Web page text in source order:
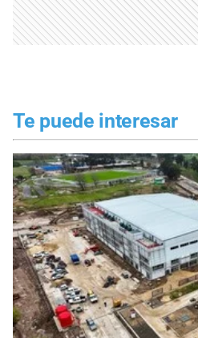
Te puede interesar